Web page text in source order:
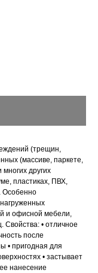
(трещин,
(массиве, паркете,
других
пластиках, ПВХ,
Особенно
и офисной мебели,
Свойства: • отличное
после
• пригодная для
• застывает
нанесение